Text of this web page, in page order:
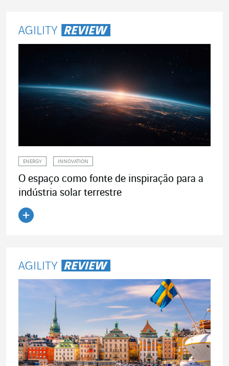
ENERGY INNOVATION
O espaço como fonte de inspiração para a
indústria solar terrestre